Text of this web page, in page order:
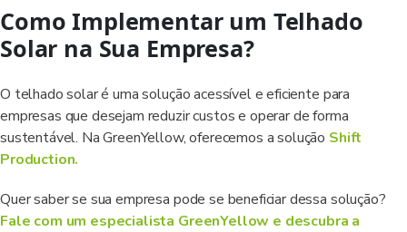
Como Implementar um Telhado
Solar na Sua Empresa?
O telhado solar é uma solução acessível e eficiente para
empresas que desejam reduzir custos e operar de forma
sustentável. Na GreenYellow, oferecemos a solução Shift
Production.
Quer saber se sua empresa pode se beneficiar dessa solução?
Fale com um especialista GreenYellow e descubra a